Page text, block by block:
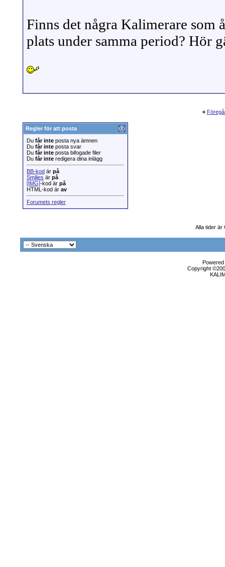
Finns det några Kalimerare som
plats under samma period? Hör
«
Regler för att posta
Du får inte posta nya ämnen
Du får inte posta svar
Du får inte posta bifogade filer
Du får inte redigera dina inlägg
BB-kod är på
Smilies är på
[IMG]-kod är på
HTML-kod är av
Forumets regler
Alla tider är
Copyright